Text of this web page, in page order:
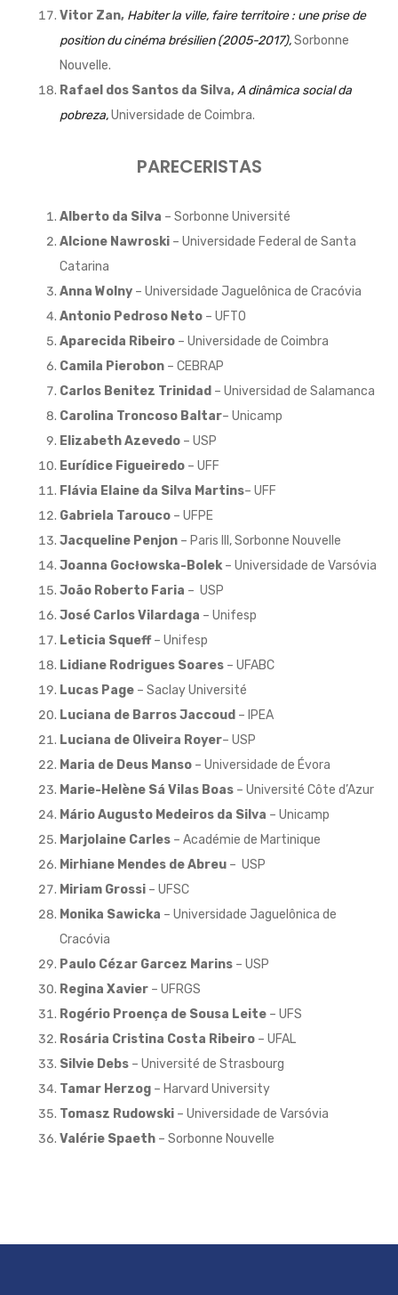
Vitor Zan, Habiter la ville, faire territoire : une prise de
position du cinéma brésilien (2005-2017),Sorbonne
Nouvelle.
Rafael dos Santos da Silva,A dinâmica social da
pobreza,Universidade de Coimbra.
PARECERISTAS
Alberto da Silva – Sorbonne Université
Alcione Nawroski – Universidade Federal de Santa
Catarina
Anna Wolny – Universidade Jaguelônica de Cracóvia
Antonio Pedroso Neto – UFTO
Aparecida Ribeiro – Universidade de Coimbra
Camila Pierobon – CEBRAP
Carlos Benitez Trinidad – Universidad de Salamanca
Carolina Troncoso Baltar– Unicamp
Elizabeth Azevedo – USP
Eurídice Figueiredo – UFF
Flávia Elaine da Silva Martins– UFF
Gabriela Tarouco – UFPE
Jacqueline Penjon – Paris III, Sorbonne Nouvelle
Joanna Gocłowska-Bolek– Universidade de Varsóvia
João Roberto Faria – USP
José Carlos Vilardaga – Unifesp
Leticia Squeff– Unifesp
Lidiane Rodrigues Soares – UFABC
Lucas Page – Saclay Université
Luciana de Barros Jaccoud – IPEA
Luciana de Oliveira Royer– USP
Maria de Deus Manso – Universidade de Évora
Marie-Helène Sá Vilas Boas – Université Côte d’Azur
Mário Augusto Medeiros da Silva – Unicamp
Marjolaine Carles – Académie de Martinique
Mirhiane Mendes de Abreu – USP
Miriam Grossi – UFSC
Monika Sawicka – Universidade Jaguelônica de
Cracóvia
Paulo Cézar Garcez Marins – USP
Regina Xavier – UFRGS
Rogério Proença de Sousa Leite – UFS
Rosária Cristina Costa Ribeiro – UFAL
Silvie Debs – Université de Strasbourg
Tamar Herzog – Harvard University
Tomasz Rudowski – Universidade de Varsóvia
Valérie Spaeth – Sorbonne Nouvelle